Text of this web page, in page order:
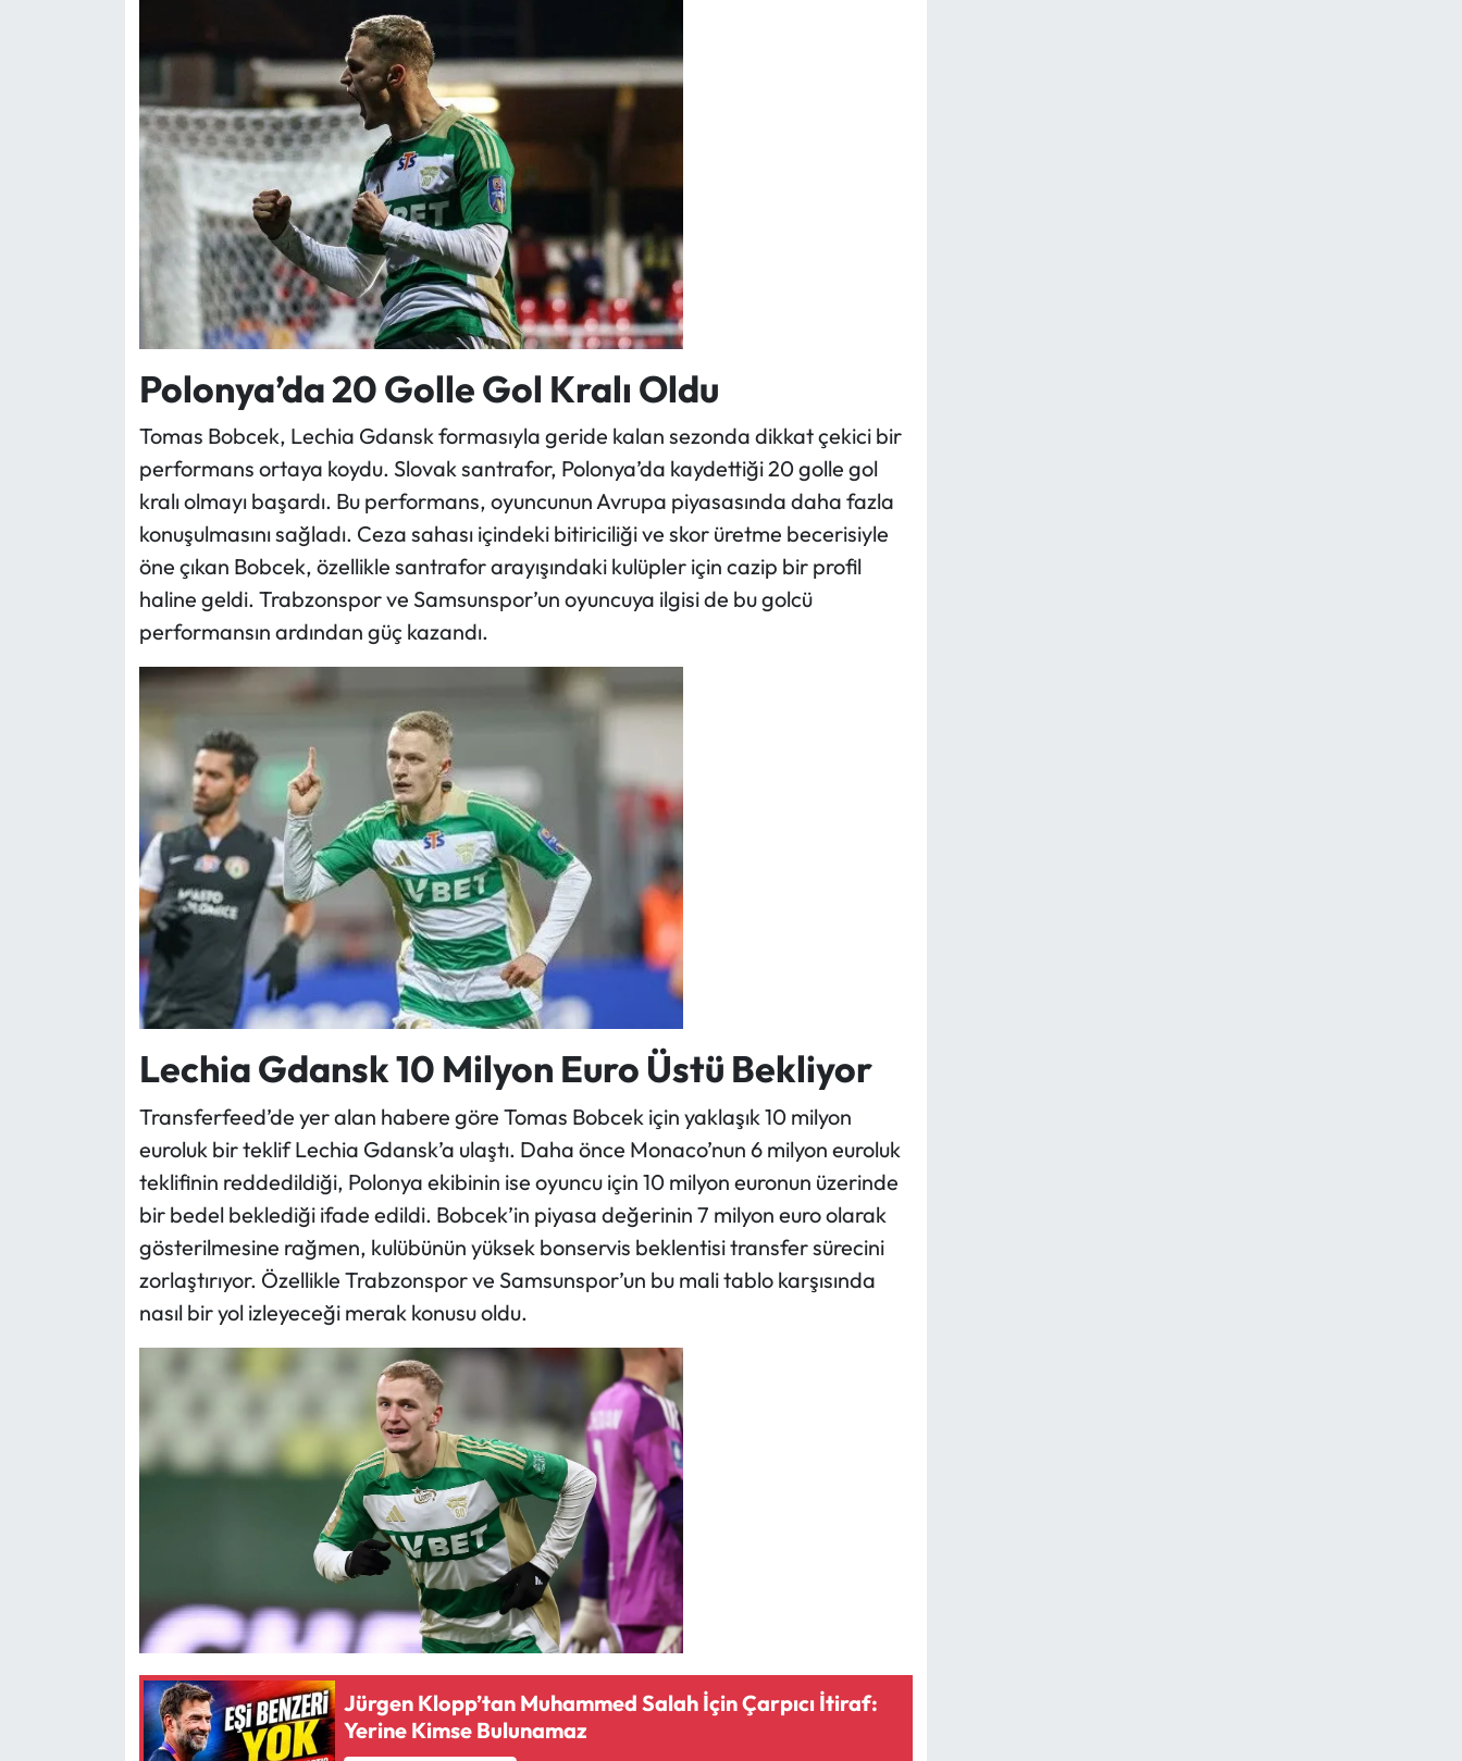
Polonya’da 20 Golle Gol Kralı Oldu
Tomas Bobcek, Lechia Gdansk formasıyla geride kalan sezonda dikkat çekici bir
performans ortaya koydu. Slovak santrafor, Polonya’da kaydettiği 20 golle gol
kralı olmayı başardı. Bu performans, oyuncunun Avrupa piyasasında daha fazla
konuşulmasını sağladı. Ceza sahası içindeki bitiriciliği ve skor üretme becerisiyle
öne çıkan Bobcek, özellikle santrafor arayışındaki kulüpler için cazip bir profil
haline geldi. Trabzonspor ve Samsunspor’un oyuncuya ilgisi de bu golcü
performansın ardından güç kazandı.
Lechia Gdansk 10 Milyon Euro Üstü Bekliyor
Transferfeed’de yer alan habere göre Tomas Bobcek için yaklaşık 10 milyon
euroluk bir teklif Lechia Gdansk’a ulaştı. Daha önce Monaco’nun 6 milyon euroluk
teklifinin reddedildiği, Polonya ekibinin ise oyuncu için 10 milyon euronun üzerinde
bir bedel beklediği ifade edildi. Bobcek’in piyasa değerinin 7 milyon euro olarak
gösterilmesine rağmen, kulübünün yüksek bonservis beklentisi transfer sürecini
zorlaştırıyor. Özellikle Trabzonspor ve Samsunspor’un bu mali tablo karşısında
nasıl bir yol izleyeceği merak konusu oldu.
Jürgen Klopp’tan Muhammed Salah İçin Çarpıcı İtiraf:
Yerine Kimse Bulunamaz